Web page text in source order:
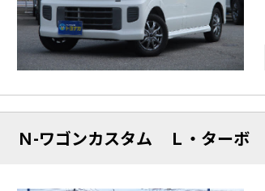
Ｎ-ワゴンカスタム Ｌ・ターボ